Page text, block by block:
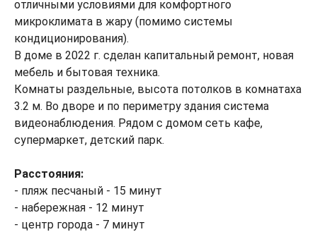
отличными условиями для комфортного
микроклимата в жару (помимо системы
кондиционирования).
В доме в 2022 г. сделан капитальный ремонт, новая
мебель и бытовая техника.
Комнаты раздельные, высота потолков в комнатаха
3.2 м. Во дворе и по периметру здания система
видеонаблюдения. Рядом с домом сеть кафе,
супермаркет, детский парк.
Расстояния:
- пляж песчаный - 15 минут
- набережная - 12 минут
- центр города - 7 минут